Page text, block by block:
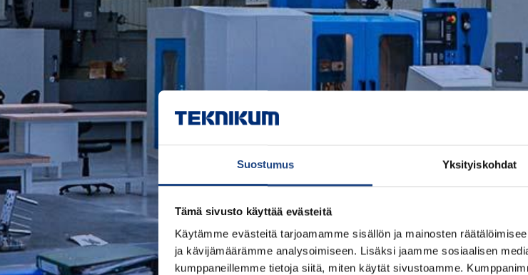
Suostumus Yksityiskohdat
Tämä sivusto käyttää evästeitä
Käytämme evästeitä tarjoamamme sisällön ja mainosten
ja kävijämäärämme analysoimiseen. Lisäksi jaamme sosiaalisen
kumppaneillemme tietoja siitä, miten käytät sivustoamme.